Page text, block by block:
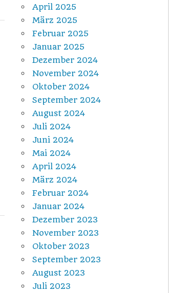
April 2025
März 2025
Februar 2025
Januar 2025
Dezember 2024
November 2024
Oktober 2024
September 2024
August 2024
Juli 2024
Juni 2024
Mai 2024
April 2024
März 2024
Februar 2024
Januar 2024
Dezember 2023
November 2023
Oktober 2023
September 2023
August 2023
Juli 2023